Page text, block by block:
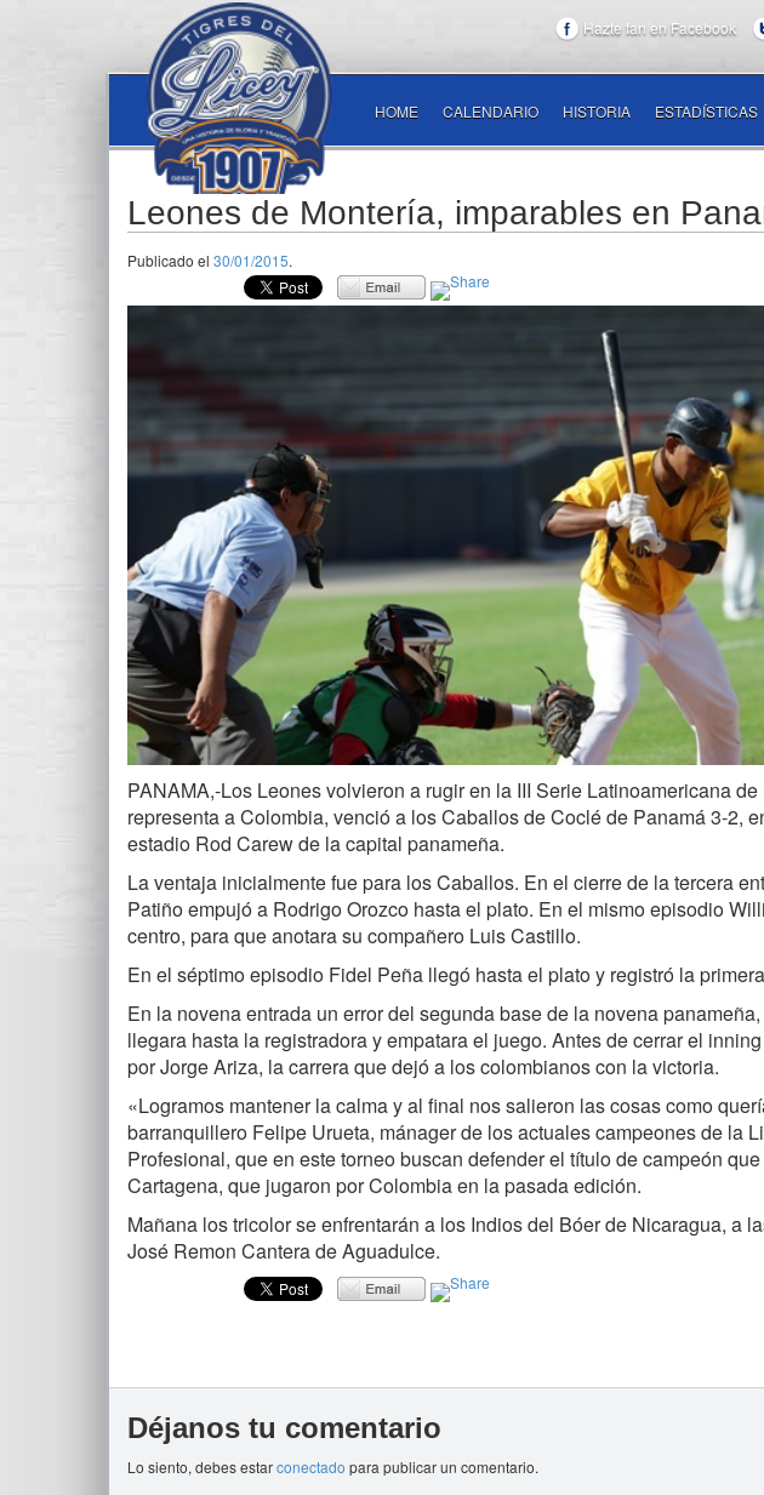
Hazte fan en Facebook
HOME CALENDARIO HISTORIA ESTADÍSTICAS
Leones de Montería, imparables en
Publicado el 30/01/2015.
PANAMA,-Los Leones volvieron a rugir en la III Serie Latinoamericana
representa a Colombia, venció a los Caballos de Coclé de Panamá 3-2,
estadio Rod Carew de la capital panameña.
La ventaja inicialmente fue para los Caballos. En el cierre de la tercera
Patiño empujó a Rodrigo Orozco hasta el plato. En el mismo episodio
centro, para que anotara su compañero Luis Castillo.
En el séptimo episodio Fidel Peña llegó hasta el plato y registró la
En la novena entrada un error del segunda base de la novena
llegara hasta la registradora y empatara el juego. Antes de cerrar el
por Jorge Ariza, la carrera que dejó a los colombianos con la victoria.
«Logramos mantener la calma y al final nos salieron las cosas como
barranquillero Felipe Urueta, mánager de los actuales campeones de la
Profesional, que en este torneo buscan defender el título de campeón
Cartagena, que jugaron por Colombia en la pasada edición.
Mañana los tricolor se enfrentarán a los Indios del Bóer de Nicaragua, a
José Remon Cantera de Aguadulce.
Déjanos tu comentario
Lo siento, debes estarconectado para publicar un comentario.